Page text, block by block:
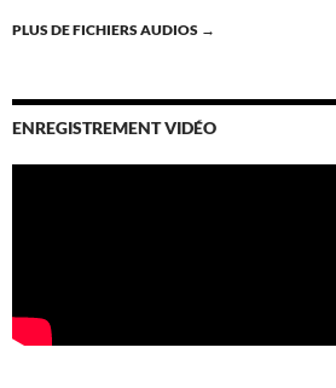
PLUS DE FICHIERS AUDIOS →
ENREGISTREMENT VIDÉO